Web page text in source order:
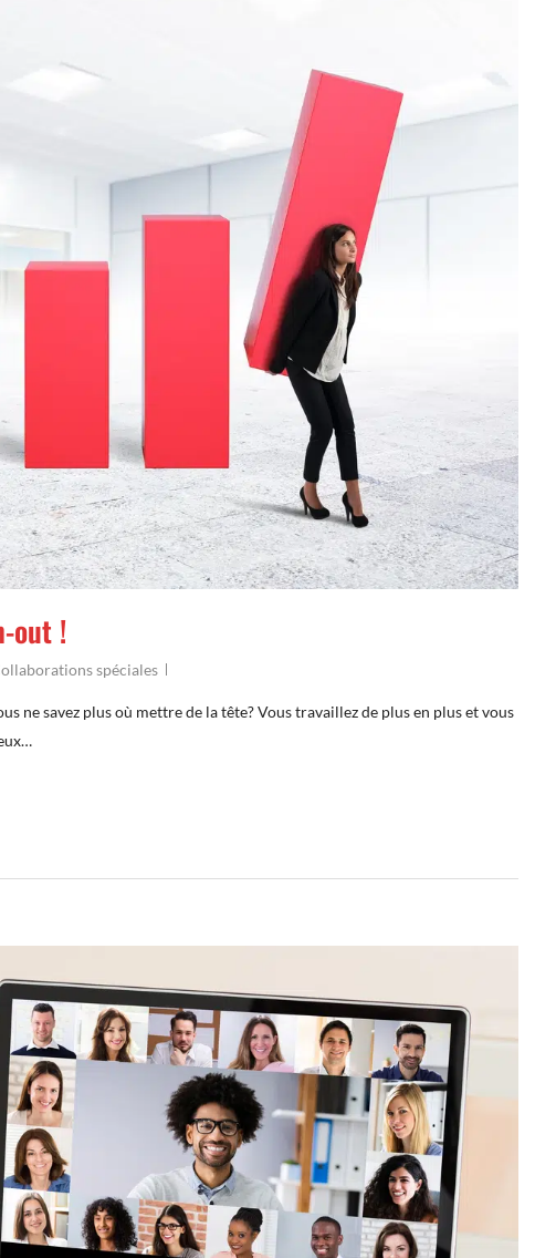
out !
spéciales
ne savez plus où mettre de la tête? Vous travaillez de plus en plus et vous